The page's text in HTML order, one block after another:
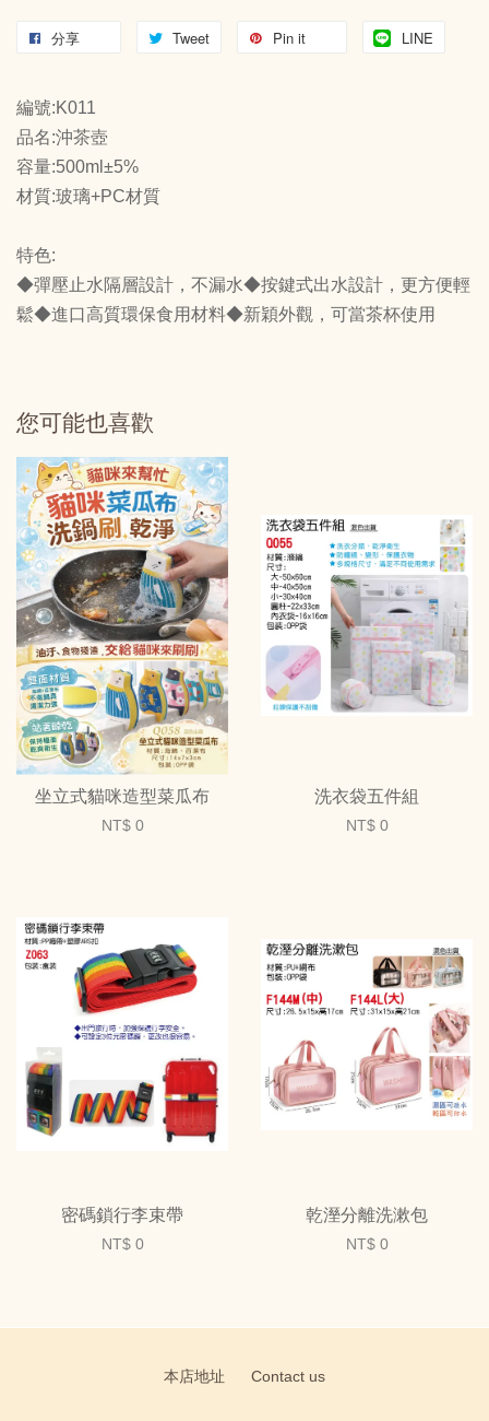
分享 Tweet Pin it LINE
編號:K011
品名:沖茶壺
容量:500ml±5%
材質:玻璃+PC材質
特色:
◆彈壓止水隔層設計，不漏水 ◆按鍵式出水設計，更方便輕
鬆 ◆進口高質環保食用材料 ◆新穎外觀，可當茶杯使用
您可能也喜歡
坐立式貓咪造型菜瓜布
NT$ 0
洗衣袋五件組
NT$ 0
密碼鎖行李束帶
NT$ 0
乾溼分離洗漱包
NT$ 0
本店地址 Contact us